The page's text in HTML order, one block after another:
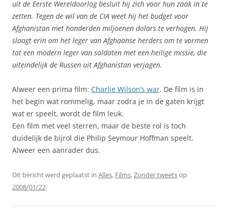
uit de Eerste Wereldoorlog besluit hij zich voor hun zaak in te
zetten. Tegen de wil van de CIA weet hij het budget voor
Afghanistan met honderden miljoenen dolars te verhogen. Hij
slaagt erin om het leger van Afghaanse herders om te vormen
tot een modern leger van soldaten met een heilige missie, die
uiteindelijk de Russen uit Afghanistan verjagen.
Alweer een prima film: Charlie Wilson’s war. De film is in
het begin wat rommelig, maar zodra je in de gaten krijgt
wat er speelt, wordt de film leuk.
Een film met veel sterren, maar de beste rol is toch
duidelijk de bijrol die Philip Seymour Hoffman speelt.
Alweer een aanrader dus.
Dit bericht werd geplaatst in Alles, Films,Zonder tweetsop
2008/01/22.